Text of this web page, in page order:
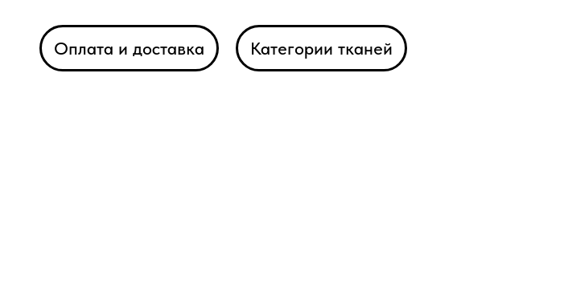
Оплата и доставка Категории тканей